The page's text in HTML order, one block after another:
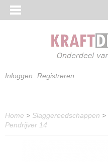
Inloggen Registreren
Home > Slaggereedschappen >
Pendrijver 14